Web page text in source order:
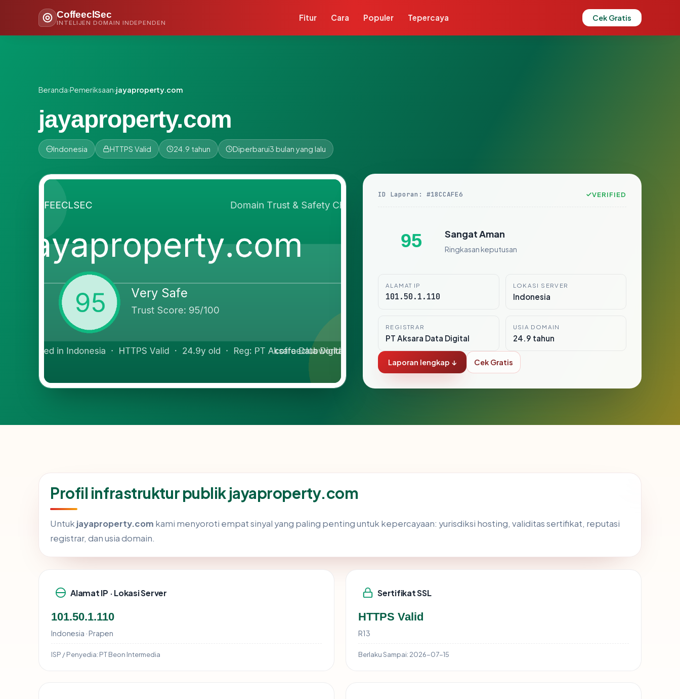
CoffeeclSec
INTELIJEN DOMAIN INDEPENDEN
Fitur Cara Populer Tepercaya Cek Gratis
Beranda›Pemeriksaan›jayaproperty.com
jayaproperty.com
Indonesia HTTPS Valid 24.9 tahun Diperbarui3 bulan yang lalu
ID Laporan: #18CCAFE6 VERIFIED
95 Sangat Aman
Ringkasan keputusan
ALAMAT IP
101.50.1.110
LOKASI SERVER
Indonesia
REGISTRAR
PT Aksara Data Digital
USIA DOMAIN
24.9 tahun
Laporan lengkap ↓ Cek Gratis
Profil infrastruktur publik jayaproperty.com
Untuk jayaproperty.com kami menyoroti empat sinyal yang paling penting untuk kepercayaan: yurisdiksi hosting, validitas sertifikat, reputasi
registrar, dan usia domain.
Alamat IP · Lokasi Server
101.50.1.110
Indonesia · Prapen
ISP / Penyedia: PT Beon Intermedia
Sertifikat SSL
HTTPS Valid
R13
Berlaku Sampai: 2026-07-15